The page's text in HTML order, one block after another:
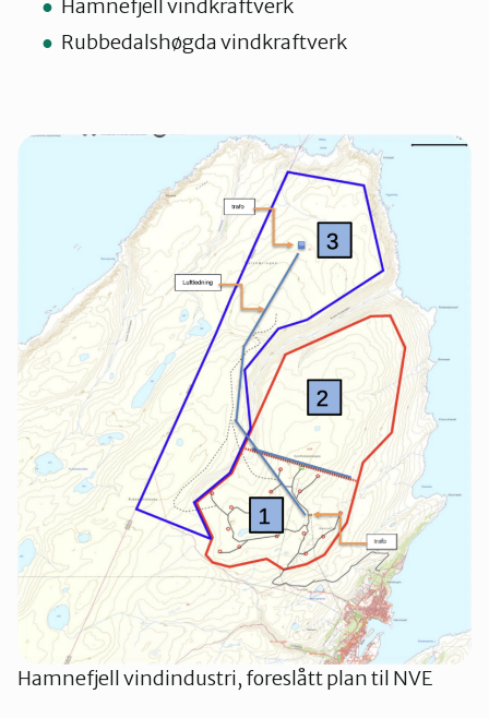
Hamnefjell vindkraftverk
Rubbedalshøgda vindkraftverk
Hamnefjell vindindustri, foreslått plan til NVE